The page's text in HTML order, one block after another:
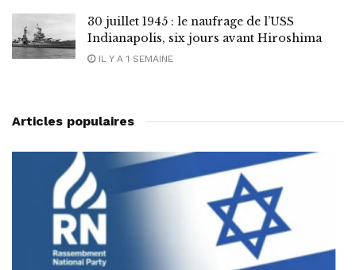
30 juillet 1945 : le naufrage de l’USS
Indianapolis, six jours avant Hiroshima
IL Y A 1 SEMAINE
Articles populaires